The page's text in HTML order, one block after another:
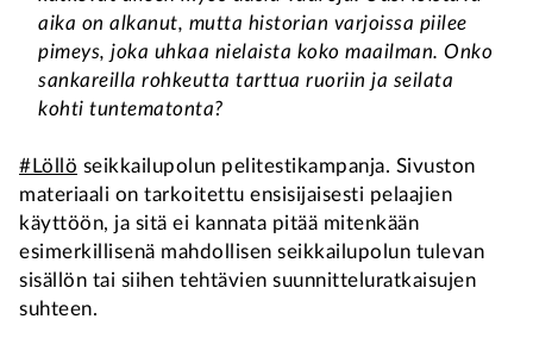
aika on alkanut, mutta historian varjoissa piilee
pimeys, joka uhkaa nielaista koko maailman. Onko
sankareilla rohkeutta tarttua ruoriin ja seilata
kohti tuntematonta?
#Löllö seikkailupolun pelitestikampanja. Sivuston
materiaali on tarkoitettu ensisijaisesti pelaajien
käyttöön, ja sitä ei kannata pitää mitenkään
esimerkillisenä mahdollisen seikkailupolun tulevan
sisällön tai siihen tehtävien suunnitteluratkaisujen
suhteen.